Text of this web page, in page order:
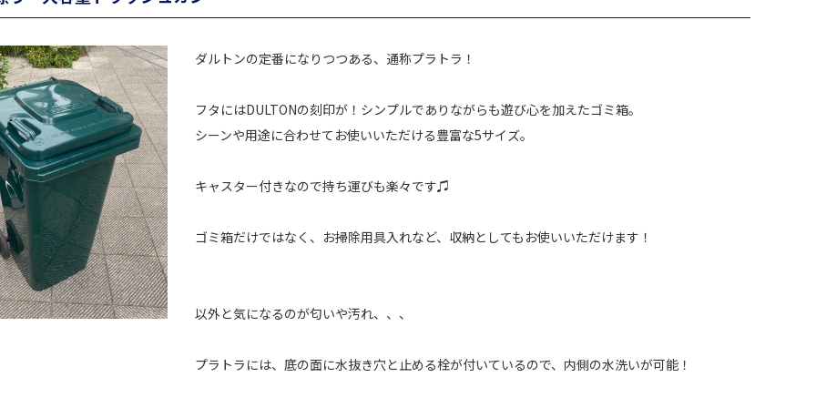
ダルトンの定番になりつつある、通称プラトラ！
フタにはDULTONの刻印が！シンプルでありながらも遊び心を加えたゴミ箱。
シーンや用途に合わせてお使いいただける豊富な5サイズ。
キャスター付きなので持ち運びも楽々です♫
ゴミ箱だけではなく、お掃除用具入れなど、収納としてもお使いいただけます！
以外と気になるのが匂いや汚れ、、、
プラトラには、底の面に水抜き穴と止める栓が付いているので、内側の水洗いが可能！